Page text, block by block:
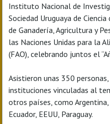
Instituto Nacional de
Sociedad Uruguaya de
de Ganadería, Agricultura y
las Naciones Unidas para la
(FAO), celebrando juntos el
Asistieron unas 350
instituciones vinculadas al
otros países, como
Ecuador, EEUU, Paraguay.